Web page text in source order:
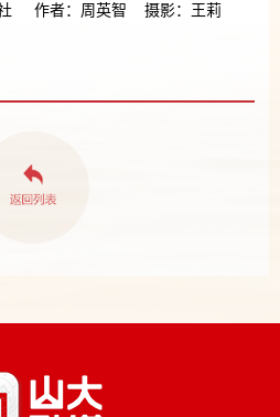
社 作者：周英智 摄影：王莉